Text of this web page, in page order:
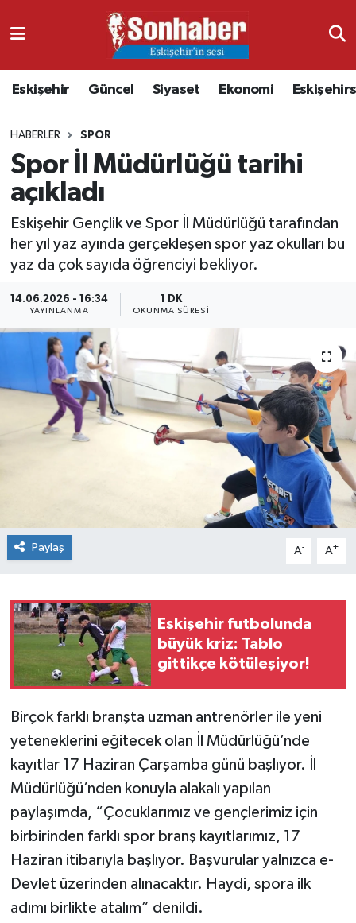
Eskişehir Güncel Siyaset Ekonomi
HABERLER SPOR
Spor İl Müdürlüğü tarihi
açıkladı
Eskişehir Gençlik ve Spor İl Müdürlüğü tarafından
her yıl yaz ayında gerçekleşen spor yaz okulları bu
yaz da çok sayıda öğrenciyi bekliyor.
14.06.2026 - 16:34
YAYINLANMA
1 DK
OKUNMA SÜRESI
Paylaş A- A+
Eskişehir futbolunda
büyük kriz: Tablo
gittikçe kötüleşiyor!
Birçok farklı branşta uzman antrenörler ile yeni
yeteneklerini eğitecek olan İl Müdürlüğü’nde
kayıtlar 17 Haziran Çarşamba günü başlıyor. İl
Müdürlüğü’nden konuyla alakalı yapılan
paylaşımda, “Çocuklarımız ve gençlerimiz için
birbirinden farklı spor branş kayıtlarımız, 17
Haziran itibarıyla başlıyor. Başvurular yalnızca e-
Devlet üzerinden alınacaktır. Haydi, spora ilk
adımı birlikte atalım” denildi.
Ekonomi
Güncel
Kültür & Sanat
Magazin
Resmi İlanlar
Sağlık
Siyaset
Spor
Nöbetçi Eczaneler
Namaz Vakitleri
Trafik Durumu
Süper Lig Puan Durumu ve Fikstür
Tüm Manşetler
Son Dakika Haberleri
Haber Arşivi